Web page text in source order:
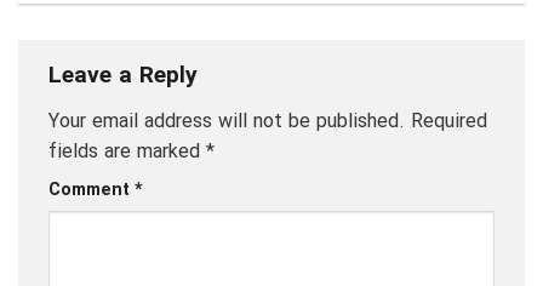
Leave a Reply
Your email address will not be published. Required
fields are marked *
Comment *